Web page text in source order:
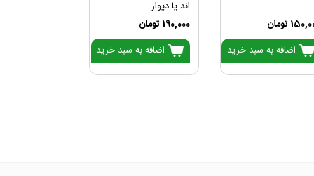
تومان
اضافه به سبد خرید
اند یا دیوار
190,000 تومان
اضافه به سبد خرید